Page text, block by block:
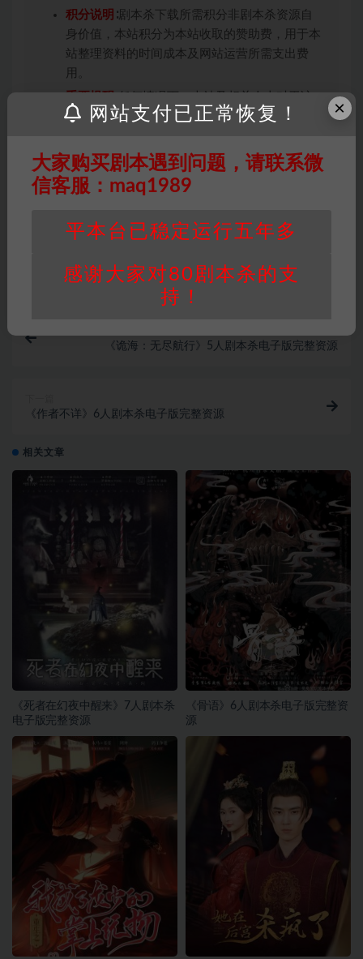
积分说明 ∶剧本杀下载所需积分非剧本杀资源自
身价值，本站积分为本站收取的赞助费，用于本
站整理资料的时间成本及网站运营所需支出费
用。
问或购买使用引起的任何行为和纠纷，本站概不
享】可能会被取消VIP，恕不另行通知！
还原本
《诡海：无尽航行》5人剧本杀电子版完整资源
《作者不详》6人剧本杀电子版完整资源
相关文章
《死者在幻夜中醒来》7人剧本杀
电子版完整资源
《骨语》6人剧本杀电子版完整资
源
×
网站支付已正常恢复！
大家购买剧本遇到问题，请联系微
信客服：maq1989
平本台已稳定运行五年多
感谢大家对80剧本杀的支
持！